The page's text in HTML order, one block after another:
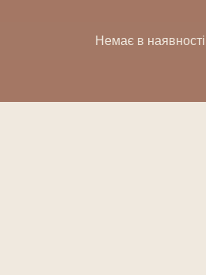
Немає в наявності